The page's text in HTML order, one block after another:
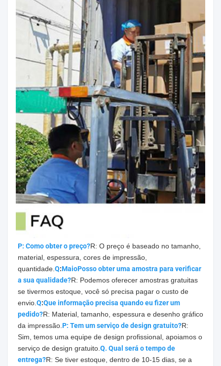
P: Como obter o preço?R: O preço é baseado no tamanho,
material, espessura, cores de impressão,
quantidade. Q:MaioPosso obter uma amostra para verificar
a sua qualidade?R: Podemos oferecer amostras gratuitas
se tivermos estoque, você só precisa pagar o custo de
envio. Q:Que informação precisa quando eu fizer um
pedido?R: Material, tamanho, espessura e desenho gráfico
da impressão. P: Tem um serviço de design gratuito?R:
Sim, temos uma equipe de design profissional, apoiamos o
serviço de design gratuito. Q. Qual será o tempo de
entrega?R: Se tiver estoque, dentro de 10-15 dias, se a